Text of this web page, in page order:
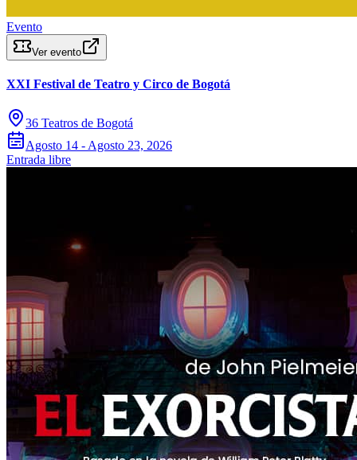
Evento
Ver evento
XXI Festival de Teatro y Circo de Bogotá
36 Teatros de Bogotá
Agosto 14 - Agosto 23, 2026
Entrada libre